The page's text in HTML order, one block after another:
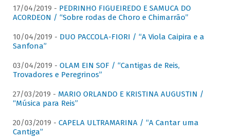
17/04/2019 - PEDRINHO FIGUEIREDO E SAMUCA DO
ACORDEON / “Sobre rodas de Choro e Chimarrão”
10/04/2019 - DUO PACCOLA-FIORI / “A Viola Caipira e a
Sanfona”
03/04/2019 - OLAM EIN SOF / “Cantigas de Reis,
Trovadores e Peregrinos”
27/03/2019 - MARIO ORLANDO E KRISTINA AUGUSTIN /
“Música para Reis”
20/03/2019 - CAPELA ULTRAMARINA / “A Cantar uma
Cantiga”